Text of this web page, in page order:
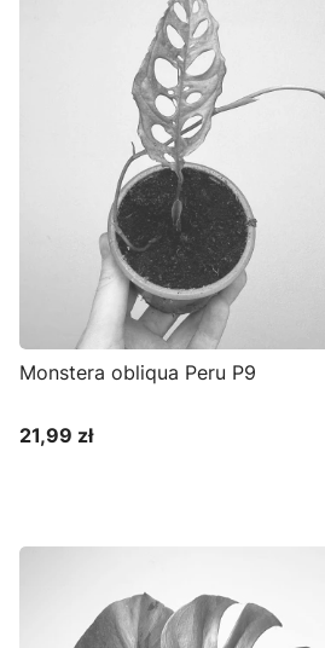
Monstera obliqua Peru P9
Cena
21,99 zł